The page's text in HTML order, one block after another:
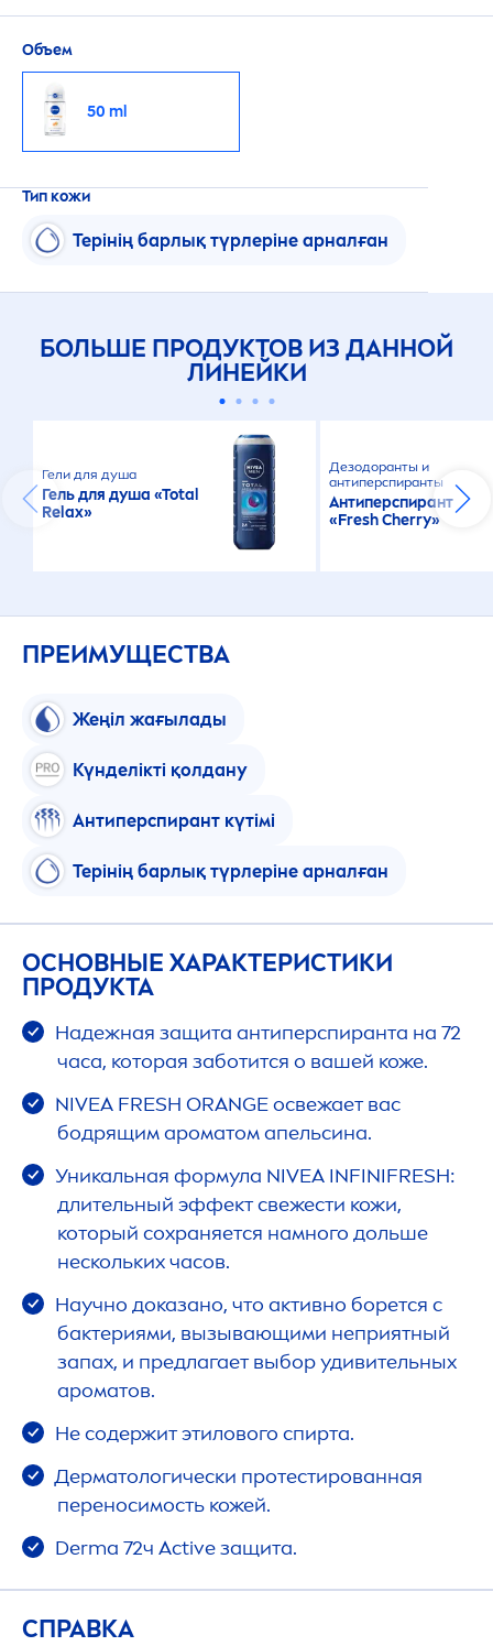
Объем
50 ml
Тип кожи
Терінің барлық түрлеріне арналған
БОЛЬШЕ ПРОДУКТОВ ИЗ ДАННОЙ
ЛИНЕЙКИ
Гели для душа
Гель для душа «Total
Relax»
Дезодоранты и
антиперспиранты
Антиперспирант
«FreshCherry»
ПРЕИМУЩЕСТВА
Жеңіл жағылады
Күнделікті қолдану
Антиперспирант күтімі
Терінің барлық түрлеріне арналған
ОСНОВНЫЕ ХАРАКТЕРИСТИКИ
ПРОДУКТА
Надежная защита антиперспиранта на 72
часа, которая заботится о вашей коже.
NIVEA FRESH ORANGE освежает вас
бодрящим ароматом апельсина.
Уникальная формула NIVEA INFINIFRESH:
длительный эффект свежести кожи,
который сохраняется намного дольше
нескольких часов.
Научно доказано, что активно борется с
бактериями, вызывающими неприятный
запах, и предлагает выбор удивительных
ароматов.
Не содержит этилового спирта.
Дерматологически протестированная
переносимость кожей.
Derma 72ч Activeзащита.
СПРАВКА